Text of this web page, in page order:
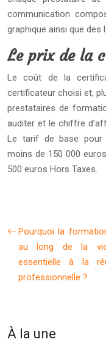
communication
graphique ainsi que des
Le prix de la
Le coût de la
certificateur choisi et,
prestataires de
auditer et le chiffre
Le tarif de base pour
moins de 150 000
500 euros Hors Taxes.
Pourquoi la
au long de la
essentielle à la
professionnelle ?
À la une